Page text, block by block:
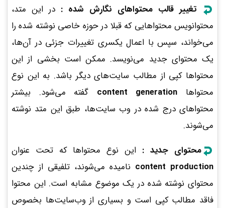
تغییر قالب محتواهای نگارش شده : در این متد،
محتوانویس محتواهایی که قبلا در حوزه خاصی نوشته شده را
می‌خواند، سپس با اعمال یکسری تغییرات جزئی در آن‌ها،
یک محتوای جدید می‌نویسد. ممکن است بخشی از این
محتواها کپی از مطالب سایت‌های دیگر باشد. به این نوع
محتواها content generation گفته می‌شود. بیشتر
محتواهای درج شده در وب سایت‌ها، طبق این متد نوشته
می‌شوند.
محتوای جدید : این نوع محتواها که تحت عنوان
content production نامیده می‌شوند، تلفیقی از چندین
محتوای نوشته شده در یک موضوع مشابه است. این محتوا
فاقد مطالب کپی است و بسیاری از وب‌سایت‌ها بخصوص